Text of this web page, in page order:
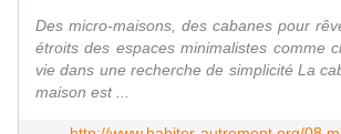
Des micro-maisons, des cabanes pour
étroits des espaces minimalistes comme
vie dans une recherche de simplicité La
maison est ...